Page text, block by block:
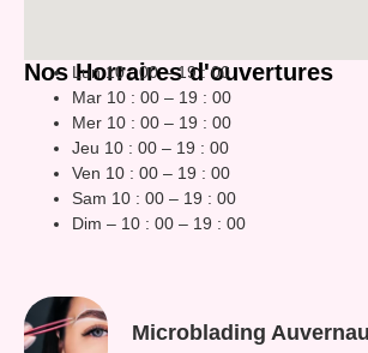
Nos Horraires d'ouvertures
Lun 10 : 00 – 19 : 00
Mar 10 : 00 – 19 : 00
Mer 10 : 00 – 19 : 00
Jeu 10 : 00 – 19 : 00
Ven 10 : 00 – 19 : 00
Sam 10 : 00 – 19 : 00
Dim – 10 : 00 – 19 : 00
Microblading